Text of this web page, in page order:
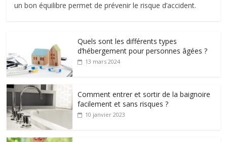
un bon équilibre permet de prévenir le risque d’accident.
Quels sont les différents types
d’hébergement pour personnes âgées ?
13 mars 2024
Comment entrer et sortir de la baignoire
facilement et sans risques ?
10 janvier 2023